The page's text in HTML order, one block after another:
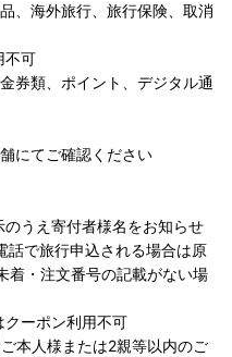
、海外旅行、旅行保険、取消
不可
券類、ポイント、デジタル通
にてご確認ください
のうえ寄付者様名をお知らせ
話で旅行申込される場合は原
着・注文番号の記載がない場
クーポン利用不可
本人様または2親等以内のご